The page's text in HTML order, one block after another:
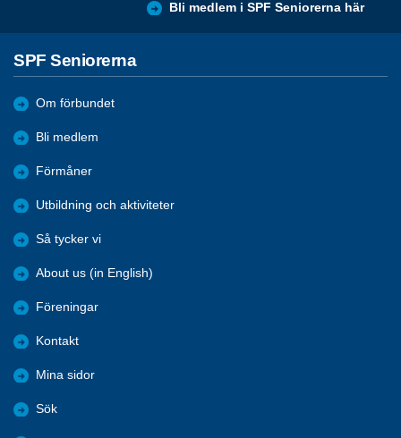
Bli medlem i SPF Seniorerna här
SPF Seniorerna
Om förbundet
Bli medlem
Förmåner
Utbildning och aktiviteter
Så tycker vi
About us (in English)
Föreningar
Kontakt
Mina sidor
Sök